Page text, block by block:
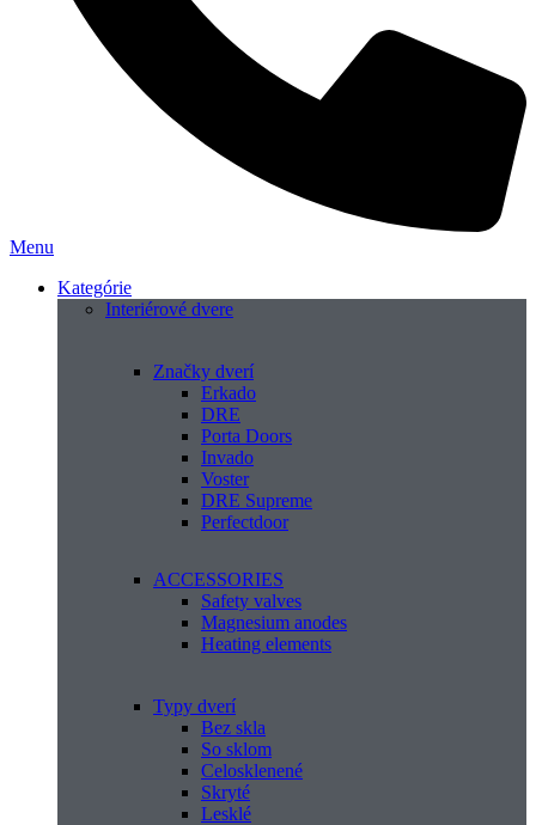
Menu
Kategórie
Interiérové dvere
Značky dverí
Erkado
DRE
Porta Doors
Invado
Voster
DRE Supreme
Perfectdoor
ACCESSORIES
Safety valves
Magnesium anodes
Heating elements
Typy dverí
Bez skla
So sklom
Celosklenené
Skryté
Lesklé